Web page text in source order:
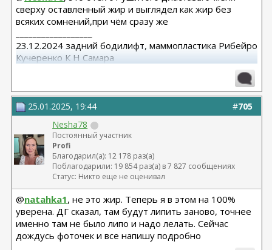
сверху оставленный жир и выглядел как жир без
всяких сомнений,при чём сразу же
23.12.2024 задний бодилифт, маммопластика Рибейро
Кучеренко К Н Самара
12.08.2025 абдоминопластика с ушиванием диастаза .
#705
25.01.2025, 19:44
Nesha78
Постоянный участник
Profi
Благодарил(а): 12 178 раз(а)
Поблагодарили: 19 854 раз(а) в 7 827 сообщениях
Статус: Никто еще не оценивал
@natahka1, не это жир. Теперь я в этом на 100%
уверена. ДГ сказал, там будут липить заново, точнее
именно там не было липо и надо лелать. Сейчас
дождусь фоточек и все напишу подробно